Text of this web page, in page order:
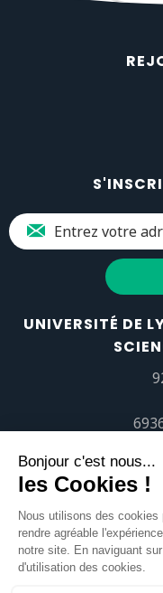
UNIVERSITÉ DE
Tél.